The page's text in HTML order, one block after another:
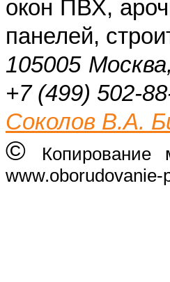
окон ПВХ,
панелей,
105005
+7 (499) 502-
Соколов В.А.
©
Копирование
www.oborudovanie-